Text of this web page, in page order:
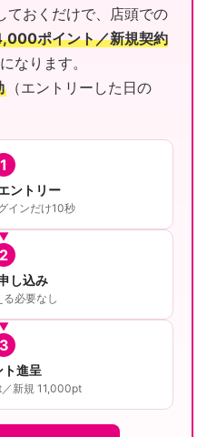
ておくだけで、店頭での
ポイント／新規契約
なります。
（エントリーした日の
1
ントリー
インだけ10秒
2
し込み
る必要なし
3
ト進呈
新規 11,000pt